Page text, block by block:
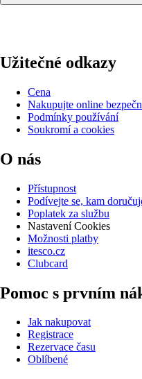
Užitečné odkazy
Cena
Nakupujte online
Podmínky používání
Soukromí a cookies
O nás
Přístupnost
Podívejte se, kam
Poplatek za službu
Nastavení Cookies
Možnosti platby
itesco.cz
Clubcard
Pomoc s prvním
Jak nakupovat
Registrace
Rezervace času
Oblíbené